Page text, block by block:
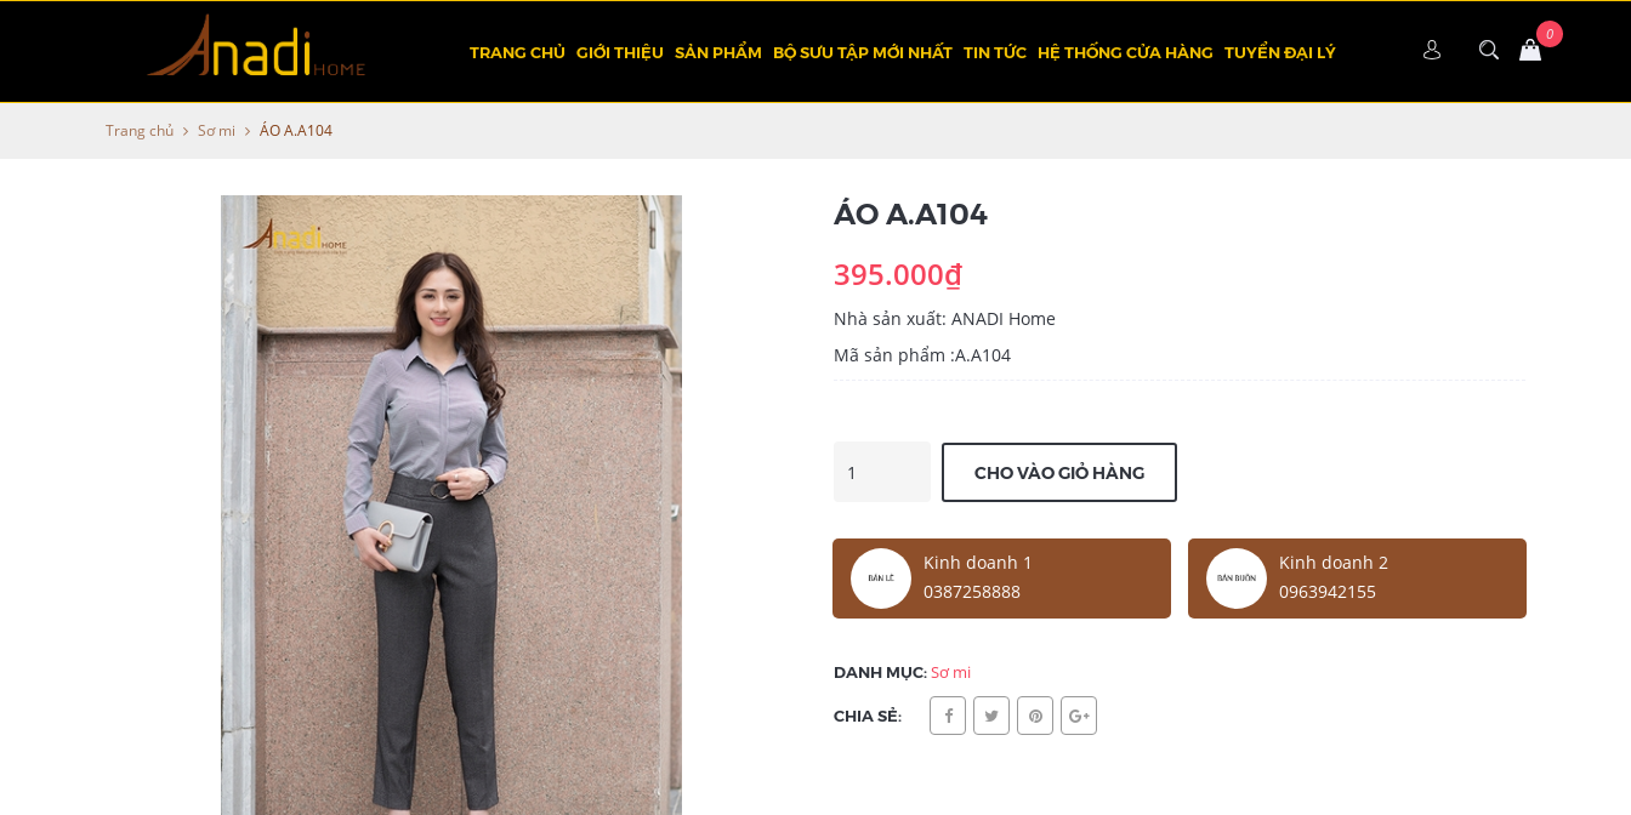
TRANG CHỦ GIỚI THIỆU SẢN PHẨM BỘ SƯU TẬP MỚI NHẤT TIN TỨC HỆ THỐNG CỬA HÀNG TUYỂN ĐẠI LÝ
Trang chủ Sơ mi ÁO A.A104
ÁO A.A104
395.000₫
Nhà sản xuất: ANADI Home
Mã sản phẩm :A.A104
CHO VÀO GIỎ HÀNG
Kinh doanh 1
0387258888
Kinh doanh 2
0963942155
DANH MỤC:Sơ mi
CHIA SẺ: